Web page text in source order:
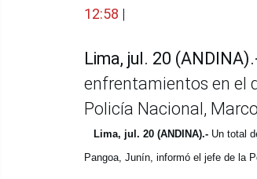
12:58 |
Lima, jul. 20
enfrentamientos en el
Policía Nacional,
Lima, jul. 20 (ANDINA).- Un total
Pangoa, Junín, informó el jefe de la